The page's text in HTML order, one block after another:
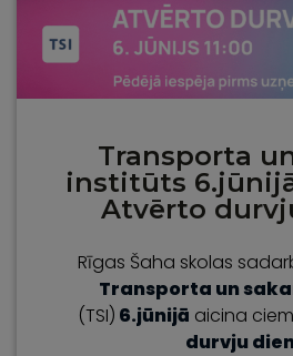
Transporta
institūts
Atvērto
Rīgas Šaha skolas
Transporta un
(TSI) 6.jūnijā aicina
durvju